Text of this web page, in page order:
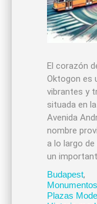
El corazón
Oktogon es
vibrantes y
situada en
Avenida
nombre
a lo largo
un
Budapest,
Plazas